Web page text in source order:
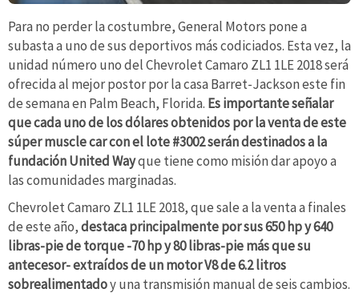
Para no perder la costumbre, General Motors pone a
subasta a uno de sus deportivos más codiciados. Esta vez, la
unidad número uno del Chevrolet Camaro ZL1 1LE 2018 será
ofrecida al mejor postor por la casa Barret-Jackson este fin
de semana en Palm Beach, Florida. Es importante señalar
que cada uno de los dólares obtenidos por la venta de este
súper muscle car con el lote #3002 serán destinados a la
fundación United Wayque tiene como misión dar apoyo a
las comunidades marginadas.
Chevrolet Camaro ZL1 1LE 2018, que sale a la venta a finales
de este año,destaca principalmente por sus 650 hp y 640
libras-pie de torque -70 hp y 80 libras-pie más que su
antecesor- extraídos de un motor V8 de 6.2 litros
sobrealimentadoy una transmisión manual de seis cambios.